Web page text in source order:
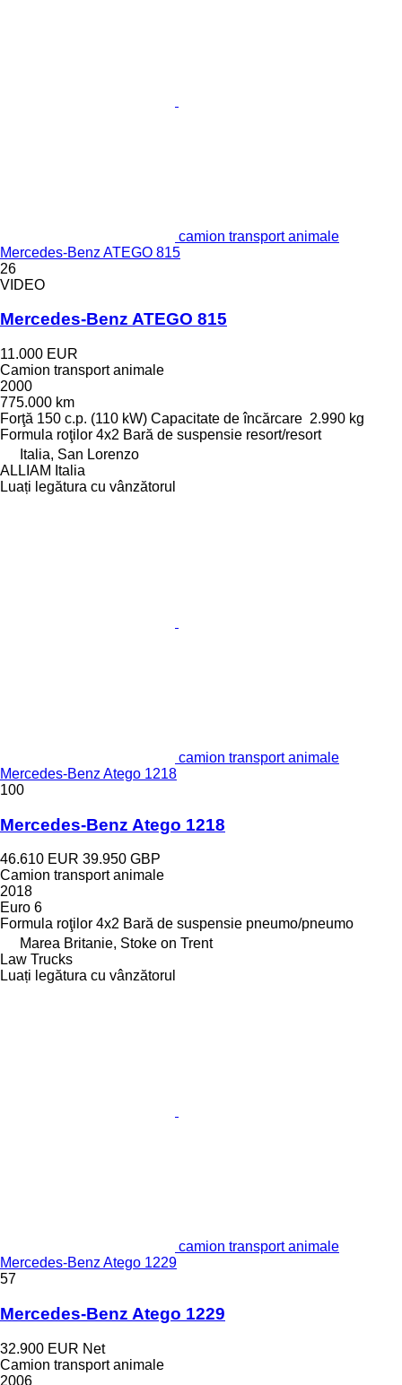
camion transport animale
Mercedes-Benz ATEGO 815
26
VIDEO
Mercedes-Benz ATEGO 815
11.000 EUR
Camion transport animale
2000
775.000 km
Forţă 150 c.p. (110 kW) Capacitate de încărcare 2.990 kg
Formula roţilor 4x2 Bară de suspensie resort/resort
Italia, San Lorenzo
ALLIAM Italia
Luați legătura cu vânzătorul
camion transport animale
Mercedes-Benz Atego 1218
100
Mercedes-Benz Atego 1218
46.610 EUR 39.950 GBP
Camion transport animale
2018
Euro 6
Formula roţilor 4x2 Bară de suspensie pneumo/pneumo
Marea Britanie, Stoke on Trent
Law Trucks
Luați legătura cu vânzătorul
camion transport animale
Mercedes-Benz Atego 1229
57
Mercedes-Benz Atego 1229
32.900 EUR Net
Camion transport animale
2006